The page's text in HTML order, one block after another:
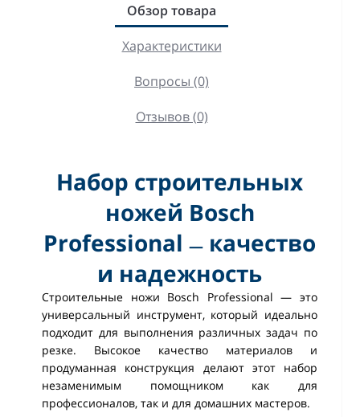
Обзор товара
Характеристики
Вопросы (0)
Отзывов (0)
Набор строительных
ножей Bosch
Professional — качество
и надежность
Строительные ножи Bosch Professional — это
универсальный инструмент, который идеально
подходит для выполнения различных задач по
резке. Высокое качество материалов и
продуманная конструкция делают этот набор
незаменимым помощником как для
профессионалов, так и для домашних мастеров.